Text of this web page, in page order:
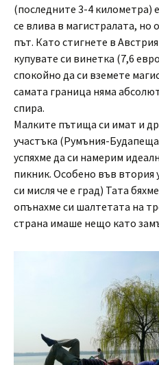
(последните 3-4 километра)
се влива в магистралата, но
път. Като стигнете в
купувате си винетка (7,6
спокойно да си вземете
самата граница няма
спира.
Малките пътища си имат и
участъка (Румъния-
успяхме да си намерим
пикник. Особено във втория
си мисля че е град) Тата
опънахме си шалтетата на
страна имаше нещо като